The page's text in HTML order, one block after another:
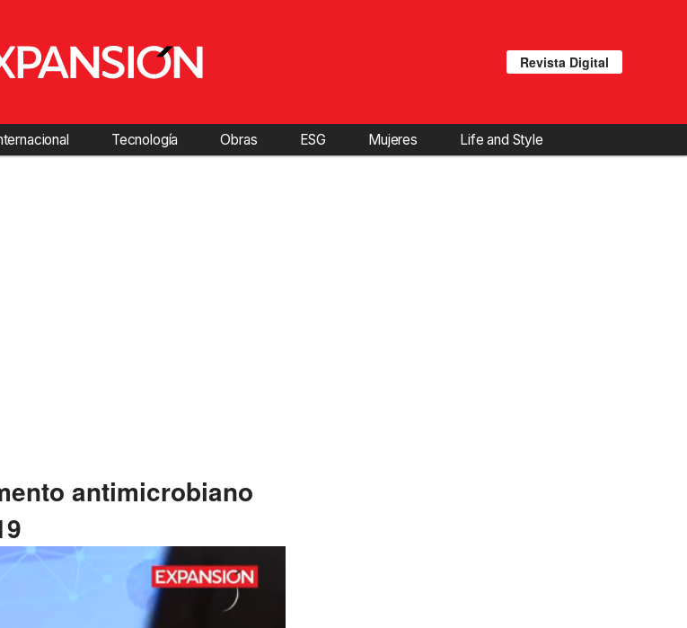
Revista Digital
Tecnología Obras ESG Mujeres Life and Style
antimicrobiano